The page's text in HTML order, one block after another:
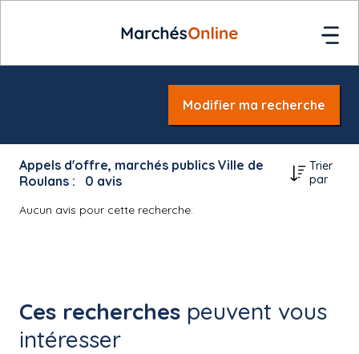
Modifier ma recherche
Appels d'offre, marchés publics Ville de
Roulans :
0 avis
Trier
par
Aucun avis pour cette recherche.
Ces recherches peuvent vous
intéresser